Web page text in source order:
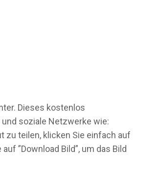
Dieses kostenlos
soziale Netzwerke wie:
zu teilen, klicken Sie einfach auf
”Download Bild”, um das Bild